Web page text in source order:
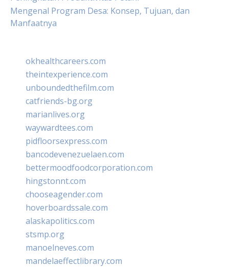
Mengenal Program Desa: Konsep, Tujuan, dan
Manfaatnya
okhealthcareers.com
theintexperience.com
unboundedthefilm.com
catfriends-bg.org
marianlives.org
waywardtees.com
pidfloorsexpress.com
bancodevenezuelaen.com
bettermoodfoodcorporation.com
hingstonnt.com
chooseagender.com
hoverboardssale.com
alaskapolitics.com
stsmp.org
manoelneves.com
mandelaeffectlibrary.com